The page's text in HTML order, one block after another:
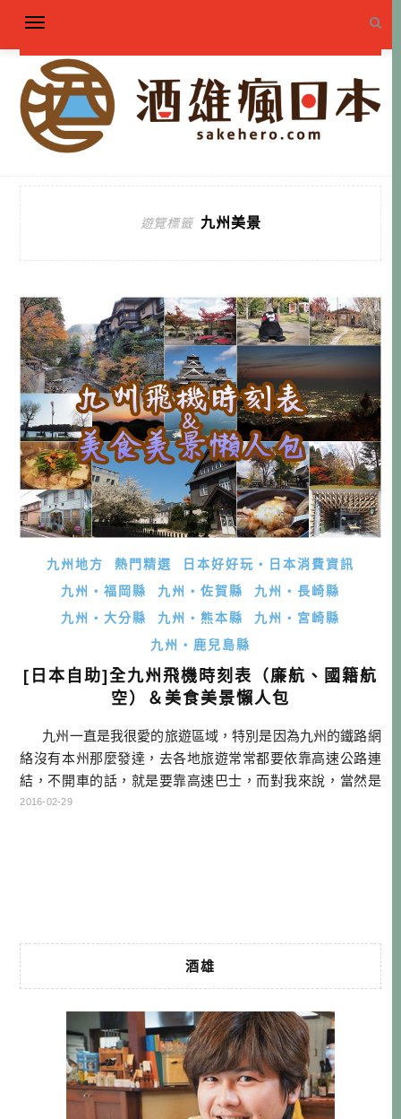
遊覽標籤 九州美景
九州地方 熱門精選
日本好好玩・日本消費資訊
九州・福岡縣
九州・佐賀縣
九州・長崎縣
九州・大分縣
九州・熊本縣
九州・宮崎縣
九州・鹿兒島縣
[日本自助]全九州飛機時刻表（廉航、國籍航
空）＆美食美景懶人包
九州一直是我很愛的旅遊區域，特別是因為九州的鐵路網
絡沒有本州那麼發達，去各地旅遊常常都要依靠高速公路連
結，不開車的話，就是要靠高速巴士，而對我來說，當然是
要自駕囉！九州的大小約跟台灣差不多，不僅如此，就連形
2016-02-29
酒雄